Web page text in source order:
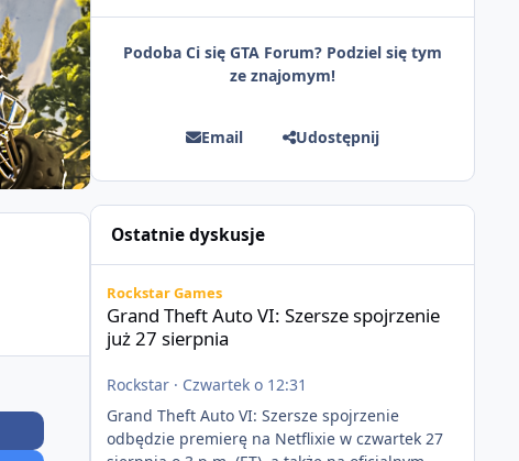
Podoba Ci się GTA Forum? Podziel się tym
ze znajomym!
Email Udostępnij
Ostatnie dyskusje
Rockstar Games
Grand Theft Auto VI: Szersze spojrzenie
już 27 sierpnia
Rockstar· Czwartek o 12:31
Grand Theft Auto VI: Szersze spojrzenie
odbędzie premierę na Netflixie w czwartek 27